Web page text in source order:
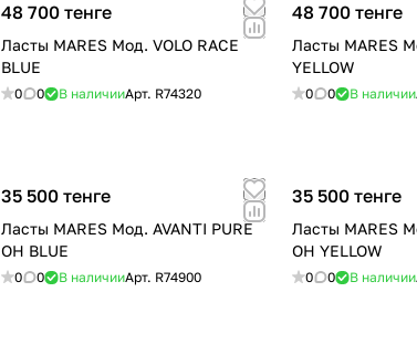
48 700 тенге
Ласты MARES Мод. VOLO RACE
BLUE
0 0 В наличииАрт. R74320
48 700 тенге
Ласты MARES
YELLOW
0 0 В наличии
35 500 тенге
Ласты MARES Мод. AVANTI PURE
OH BLUE
0 0 В наличииАрт. R74900
35 500 тенге
Ласты MARES
OH YELLOW
0 0 В наличии